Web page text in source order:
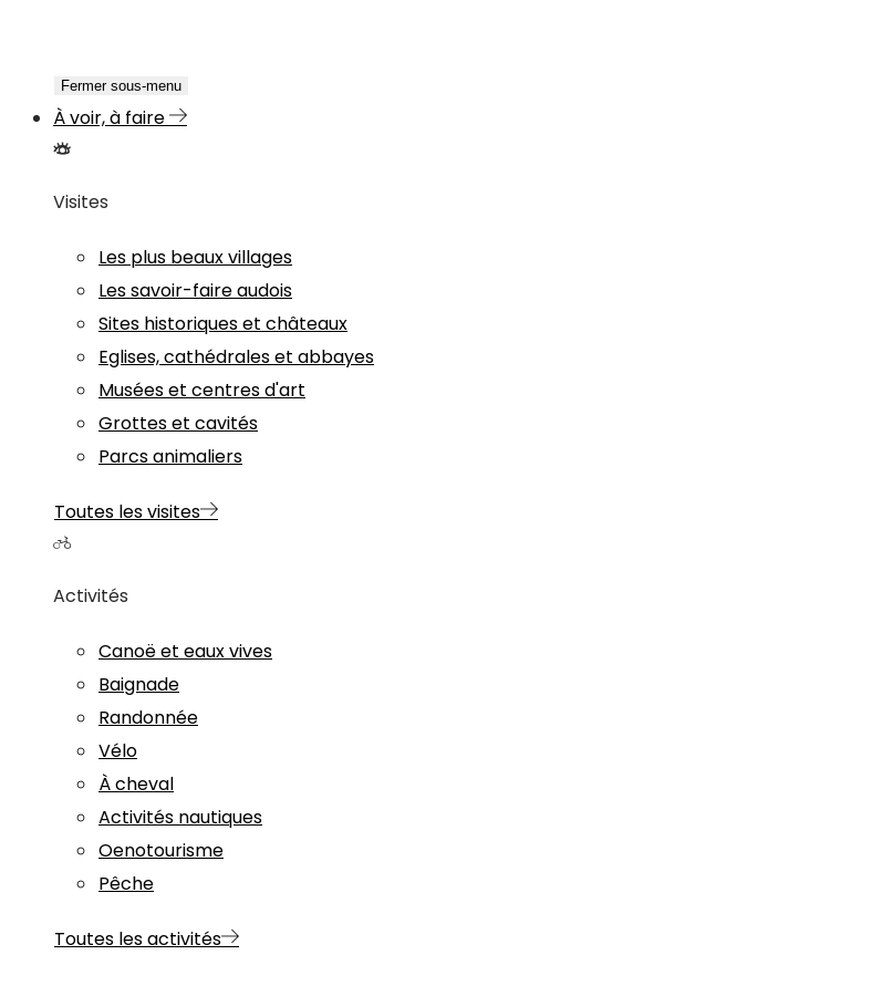
Fermer sous-menu
À voir, à faire
Visites
Les plus beaux villages
Les savoir-faire audois
Sites historiques et châteaux
Eglises, cathédrales et abbayes
Musées et centres d'art
Grottes et cavités
Parcs animaliers
Toutes les visites
Activités
Canoë et eaux vives
Baignade
Randonnée
Vélo
À cheval
Activités nautiques
Oenotourisme
Pêche
Toutes les activités